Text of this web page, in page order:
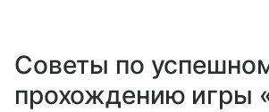
Советы по
прохождению игры